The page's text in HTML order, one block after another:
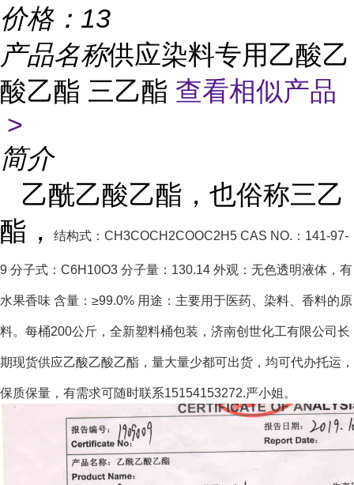
价格： 13
产品名称供应染料专用乙酸乙
酸乙酯 三乙酯 查看相似产品
>
简介
乙酰乙酸乙酯，也俗称三乙
酯，
结构式：CH3COCH2COOC2H5 CAS NO.：141-97-
9 分子式：C6H10O3 分子量：130.14 外观：无色透明液体，有
水果香味 含量：≥99.0% 用途：主要用于医药、染料、香料的原
料。每桶200公斤，全新塑料桶包装，济南创世化工有限公司长
期现货供应乙酸乙酸乙酯，量大量少都可出货，均可代办托运，
保质保量，有需求可随时联系15154153272.严小姐。